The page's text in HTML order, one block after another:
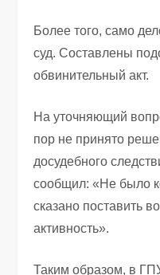
Более того, само
суд. Составлены
обвинительный акт.
На уточняющий
пор не принято
досудебного
сообщил: «Не было
сказано поставить
активность».
Таким образом, в